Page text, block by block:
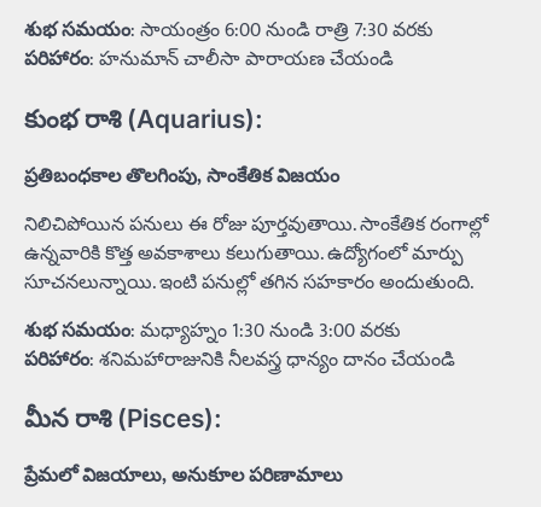
శుభ సమయం: సాయంత్రం 6:00 నుండి రాత్రి 7:30 వరకు
పరిహారం: హనుమాన్ చాలీసా పారాయణ చేయండి
కుంభ రాశి (Aquarius):
ప్రతిబంధకాల తొలగింపు, సాంకేతిక విజయం
నిలిచిపోయిన పనులు ఈ రోజు పూర్తవుతాయి. సాంకేతిక రంగాల్లో
ఉన్నవారికి కొత్త అవకాశాలు కలుగుతాయి. ఉద్యోగంలో మార్పు
సూచనలున్నాయి. ఇంటి పనుల్లో తగిన సహకారం అందుతుంది.
శుభ సమయం: మధ్యాహ్నం 1:30 నుండి 3:00 వరకు
పరిహారం: శనిమహారాజునికి నీలవస్త్ర ధాన్యం దానం చేయండి
మీన రాశి (Pisces):
ప్రేమలో విజయాలు, అనుకూల పరిణామాలు